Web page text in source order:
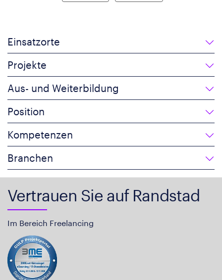
Einsatzorte
Projekte
Aus- und Weiterbildung
Position
Kompetenzen
Branchen
Vertrauen Sie auf Randstad
Im Bereich Freelancing